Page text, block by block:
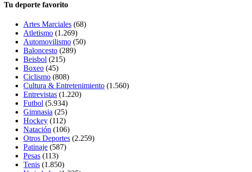
Tu deporte favorito
Artes Marciales (68)
Atletismo (1.269)
Automovilismo (50)
Baloncesto (289)
Beisbol (215)
Boxeo (45)
Ciclismo (808)
Cultura & Entretenimiento (1.560)
Entrevistas (1.220)
Futbol (5.934)
Gimnasia (25)
Hockey (112)
Natación (106)
Otros Deportes (2.259)
Patinaje (587)
Pesas (113)
Tenis (1.850)